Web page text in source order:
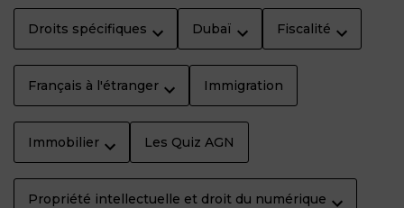
Droits spécifiques Dubaï Fiscalité
Français à l'étranger Immigration
Immobilier Les Quiz AGN
Propriété intellectuelle et droit du numérique